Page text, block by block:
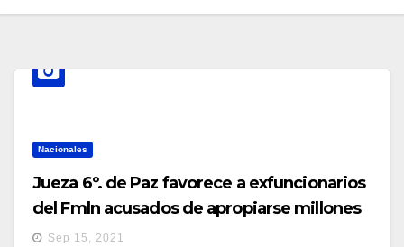
Nacionales
Jueza 6º. de Paz favorece a exfuncionarios
del Fmln acusados de apropiarse millones
de tiendas penitenciarias
Sep 15, 2021